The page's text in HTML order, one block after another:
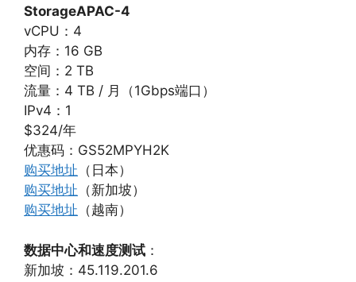
StorageAPAC-4
vCPU：4
内存：16 GB
空间：2 TB
流量：4 TB / 月（1Gbps端口）
IPv4：1
$324/年
优惠码：GS52MPYH2K
购买地址 （日本）
购买地址 （新加坡）
购买地址 （越南）
数据中心和速度测试 ：
新加坡：45.119.201.6